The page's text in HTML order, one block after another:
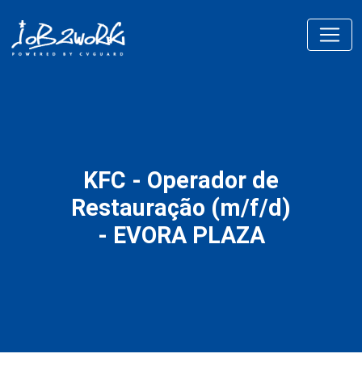
KFC - Operador de
Restauração (m/f/d)
- EVORA PLAZA